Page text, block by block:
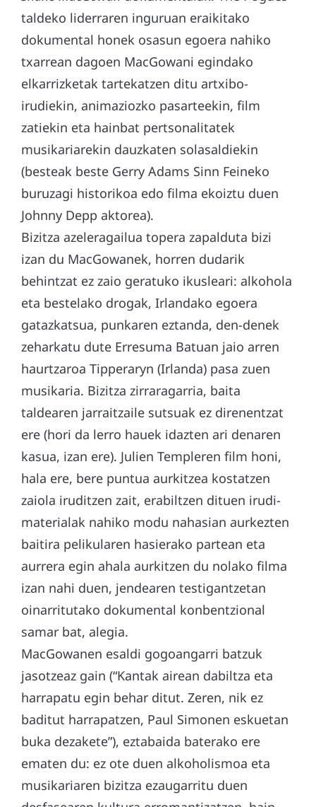
taldeko liderraren inguruan eraikitako
dokumental honek osasun egoera nahiko
txarrean dagoen MacGowani egindako
elkarrizketak tartekatzen ditu artxibo-
irudiekin, animaziozko pasarteekin, film
zatiekin eta hainbat pertsonalitatek
musikariarekin dauzkaten solasaldiekin
(besteak beste Gerry Adams Sinn Feineko
buruzagi historikoa edo filma ekoiztu duen
Johnny Depp aktorea).
Bizitza azeleragailua topera zapalduta bizi
izan du MacGowanek, horren dudarik
behintzat ez zaio geratuko ikusleari: alkohola
eta bestelako drogak, Irlandako egoera
gatazkatsua, punkaren eztanda, den-denek
zeharkatu dute Erresuma Batuan jaio arren
haurtzaroa Tipperaryn (Irlanda) pasa zuen
musikaria. Bizitza zirraragarria, baita
taldearen jarraitzaile sutsuak ez direnentzat
ere (hori da lerro hauek idazten ari denaren
kasua, izan ere). Julien Templeren film honi,
hala ere, bere puntua aurkitzea kostatzen
zaiola iruditzen zait, erabiltzen dituen irudi-
materialak nahiko modu nahasian aurkezten
baitira pelikularen hasierako partean eta
aurrera egin ahala aurkitzen du nolako filma
izan nahi duen, jendearen testigantzetan
oinarritutako dokumental konbentzional
samar bat, alegia.
MacGowanen esaldi gogoangarri batzuk
jasotzeaz gain (“Kantak airean dabiltza eta
harrapatu egin behar ditut. Zeren, nik ez
baditut harrapatzen, Paul Simonen eskuetan
buka dezakete”), eztabaida baterako ere
ematen du: ez ote duen alkoholismoa eta
musikariaren bizitza ezaugarritu duen